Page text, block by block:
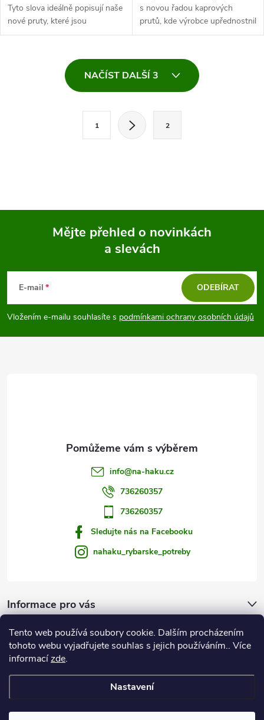
Tento web používá soubory cookie. Dalším procházením
tohoto webu vyjadřujete souhlas s jejich používáním.. Více
informacízde.
Nastavení
Tyto slova ideálně popisují naše
nové pruty, které jsou
výsledkem několikaleté práce
je cíleně minimalistická....
s novou řadou kaprových
prutů, kde výrobce upřednostnil
kvalitu za relativně nízkou cenu.
kaprové pruty, které značka...
c
v
NAČÍST DALŠÍ 3
n
1 2
p
Mějte přehled o novinkách
a slevách
E-mail
Vložením e-mailu souhlasíte s podmínkami ochrany osobních údajů
ODEBÍRAT
Informace pro vás
Zprávy od vody
info@na-haku.cz
736260357
736260357
Sledujte nás na Facebooku
nahaku_rybarske_potreby
Copyright 2026Rybářské potřeby NA HÁKU. Všechna práva vyhrazena.